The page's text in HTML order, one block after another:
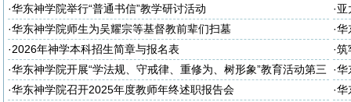
·华东神学院举行“普通书信”教学研讨活动 ·亚
·华东神学院师生为吴耀宗等基督教前辈们扫墓 ·华
·2026年神学本科招生简章与报名表 ·筑
诈
·华东神学院开展“学法规、守戒律、重修为、树形象”教育活动第三
次集体学习
·华
次
·华东神学院召开2025年度教师年终述职报告会 ·华